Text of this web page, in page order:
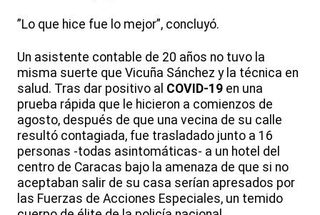
”Lo que hice fue lo mejor”, concluyó.
Un asistente contable de 20 años no tuvo la
misma suerte que Vicuña Sánchez y la técnica en
salud. Tras dar positivo al COVID-19 en una
prueba rápida que le hicieron a comienzos de
agosto, después de que una vecina de su calle
resultó contagiada, fue trasladado junto a 16
personas -todas asintomáticas- a un hotel del
centro de Caracas bajo la amenaza de que si no
aceptaban salir de su casa serían apresados por
las Fuerzas de Acciones Especiales, un temido